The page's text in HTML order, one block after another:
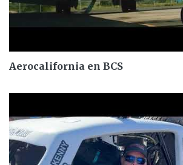
Aerocalifornia en BCS